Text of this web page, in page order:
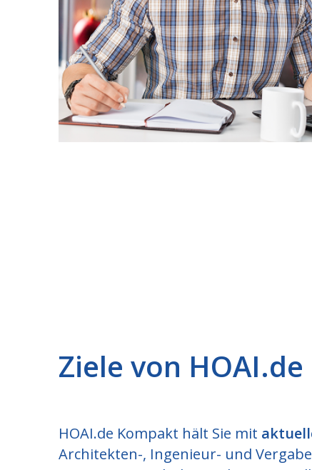
Ziele von
HOAI.de Kompakt hält Sie mit
Architekten-, Ingenieur- und